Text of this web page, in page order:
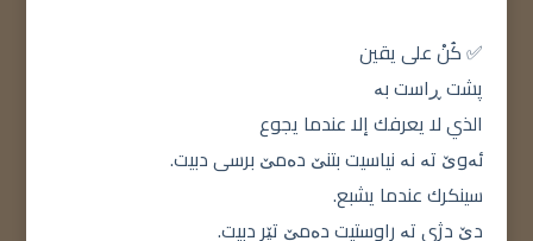
✅ كُنْ على يقين
پشت ڕاست بە
الذي لا يعرفك إلا عندما يجوع
ئەوێ تە نە نیاسیت بتنێ دەمێ برسی دبیت.
سينكرك عندما يشبع.
دێ دژی تە راوستیت دەمێ تێر دبیت.